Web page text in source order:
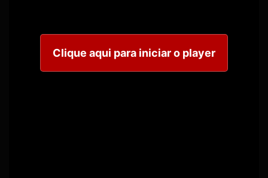
Clique aqui para iniciar o player